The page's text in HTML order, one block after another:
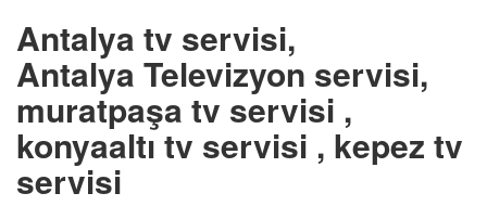
Antalya tv servisi,
Antalya Televizyon servisi,
muratpaşa tv servisi ,
konyaaltı tv servisi , kepez tv
servisi